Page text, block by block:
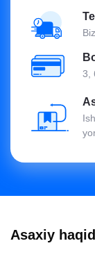
3,
Asaxiy